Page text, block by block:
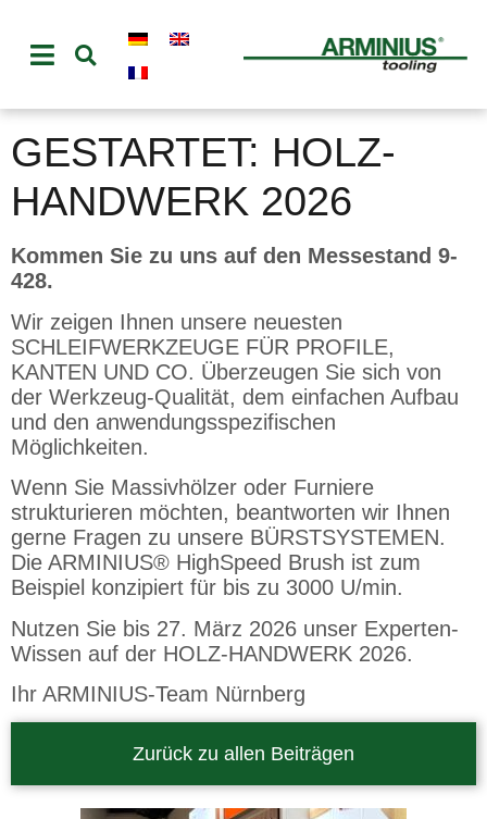
GESTARTET: HOLZ-
HANDWERK 2026
Kommen Sie zu uns auf den Messestand 9-
428.
Wir zeigen Ihnen unsere neuesten
SCHLEIFWERKZEUGE FÜR PROFILE,
KANTEN UND CO. Überzeugen Sie sich von
der Werkzeug-Qualität, dem einfachen Aufbau
und den anwendungsspezifischen
Möglichkeiten.
Wenn Sie Massivhölzer oder Furniere
strukturieren möchten, beantworten wir Ihnen
gerne Fragen zu unsere BÜRSTSYSTEMEN.
Die ARMINIUS® HighSpeed Brush ist zum
Beispiel konzipiert für bis zu 3000 U/min.
Nutzen Sie bis 27. März 2026 unser Experten-
Wissen auf der HOLZ-HANDWERK 2026.
Ihr ARMINIUS-Team Nürnberg
Zurück zu allen Beiträgen